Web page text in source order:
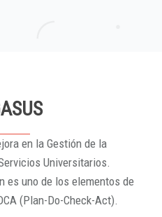
en la Gestión de la
Universitarios.
es uno de los elementos de
(Plan-Do-Check-Act).